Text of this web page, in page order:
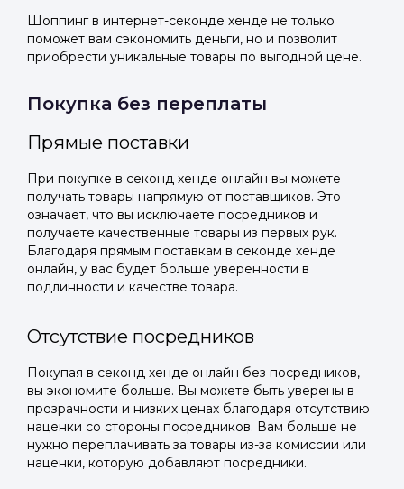
Шоппинг в интернет-секонде хенде не только
поможет вам сэкономить деньги, но и позволит
приобрести уникальные товары по выгодной цене.
Покупка без переплаты
Прямые поставки
При покупке в секонд хенде онлайн вы можете
получать товары напрямую от поставщиков. Это
означает, что вы исключаете посредников и
получаете качественные товары из первых рук.
Благодаря прямым поставкам в секонде хенде
онлайн, у вас будет больше уверенности в
подлинности и качестве товара.
Отсутствие посредников
Покупая в секонд хенде онлайн без посредников,
вы экономите больше. Вы можете быть уверены в
прозрачности и низких ценах благодаря отсутствию
наценки со стороны посредников. Вам больше не
нужно переплачивать за товары из-за комиссии или
наценки, которую добавляют посредники.